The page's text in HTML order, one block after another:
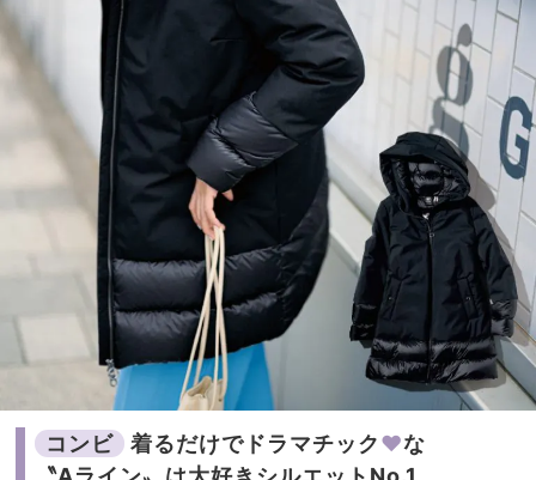
コンビ 着るだけでドラマチック♥な